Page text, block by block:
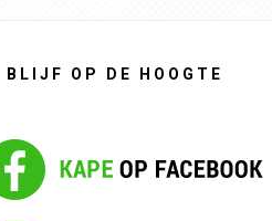
BLIJF OP DE HOOGTE